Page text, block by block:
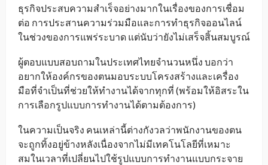
ธุรกิจประสบความสำเร็จอย่างมากในเรื่องของการเชื่อม
ต่อ การประสานความร่วมมือและการทำธุรกิจออนไลน์
ในช่วงของการแพร่ระบาด แต่นับว่ายังไม่เสร็จสิ้นสมบูรณ์
ผู้ตอบแบบสอบถามในประเทศไทยจำนวนหนึ่ง บอกว่า
อยากให้องค์กรของตนมอบระบบโครงสร้างและเครื่อง
มือที่จำเป็นที่ช่วยให้ทำงานได้จากทุกที่ (พร้อมให้อิสระใน
การเลือกรูปแบบการทำงานได้ตามต้องการ)
ในความเป็นจริง คนเหล่านี้ต่างกังวลว่าพนักงานของตน
จะถูกทิ้งอยู่ข้างหลังเนื่องจากไม่มีเทคโนโลยีที่เหมาะ
สมในเวลาที่เปลี่ยนไปใช้รูปแบบการทำงานแบบกระจาย